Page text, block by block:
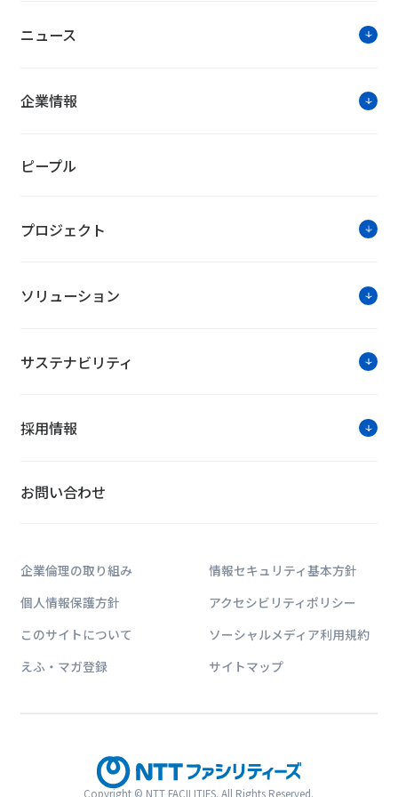
ニュース
企業情報
ピープル
プロジェクト
ソリューション
サステナビリティ
採用情報
お問い合わせ
企業倫理の取り組み
情報セキュリティ基本方針
個人情報保護方針
アクセシビリティポリシー
このサイトについて
ソーシャルメディア利用規約
えふ・マガ登録
サイトマップ
Copyright © NTT FACILITIES. All Rights Reserved.